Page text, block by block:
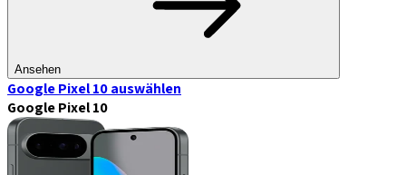
Ansehen
Google Pixel 10auswählen
Google Pixel 10